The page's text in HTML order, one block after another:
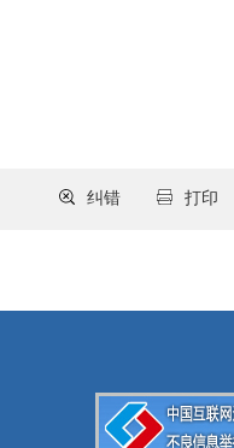
打印
纠错